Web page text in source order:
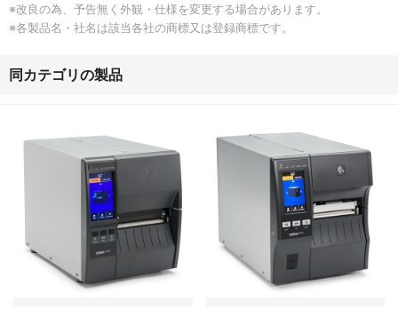
2
0
の
証
※改良の為、予告無く外観・仕様を変更する場合があります。
※各製品名・社名は該当各社の商標又は登録商標です。
同カテゴリの製品